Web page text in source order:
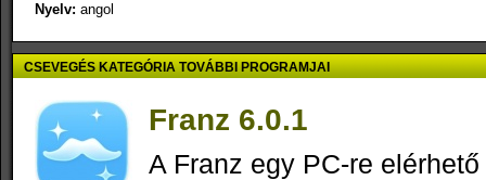
Nyelv: angol
CSEVEGÉS KATEGÓRIA TOVÁBBI PROGRAMJAI
Franz 6.0.1
A Franz egy PC-re elérhető